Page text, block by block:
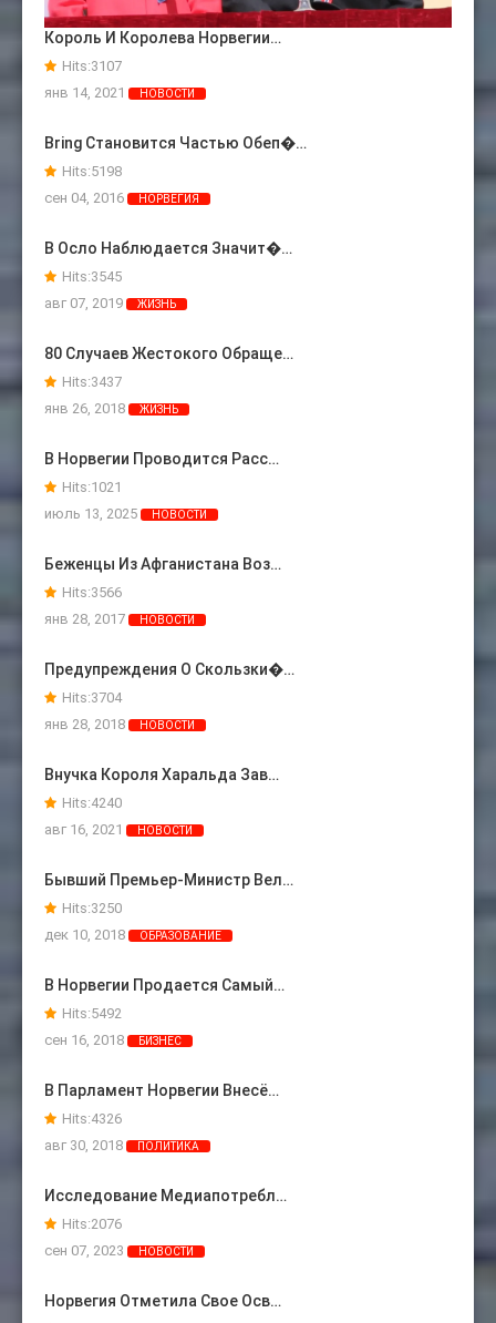
Король И Королева Норвегии…
Hits:3107
янв 14, 2021
НОВОСТИ
Bring Становится Частью Обеп�…
Hits:5198
сен 04, 2016
НОРВЕГИЯ
В Осло Наблюдается Значит�…
Hits:3545
авг 07, 2019
ЖИЗНЬ
80 Случаев Жестокого Обраще…
Hits:3437
янв 26, 2018
ЖИЗНЬ
В Норвегии Проводится Расс…
Hits:1021
июль 13, 2025
НОВОСТИ
Беженцы Из Афганистана Воз…
Hits:3566
янв 28, 2017
НОВОСТИ
Предупреждения О Скользки�…
Hits:3704
янв 28, 2018
НОВОСТИ
Внучка Короля Харальда Зав…
Hits:4240
авг 16, 2021
НОВОСТИ
Бывший Премьер-Министр Вел…
Hits:3250
дек 10, 2018
ОБРАЗОВАНИЕ
В Норвегии Продается Самый…
Hits:5492
сен 16, 2018
БИЗНЕС
В Парламент Норвегии Внесё…
Hits:4326
авг 30, 2018
ПОЛИТИКА
Исследование Медиапотребл…
Hits:2076
сен 07, 2023
НОВОСТИ
Норвегия Отметила Свое Осв…